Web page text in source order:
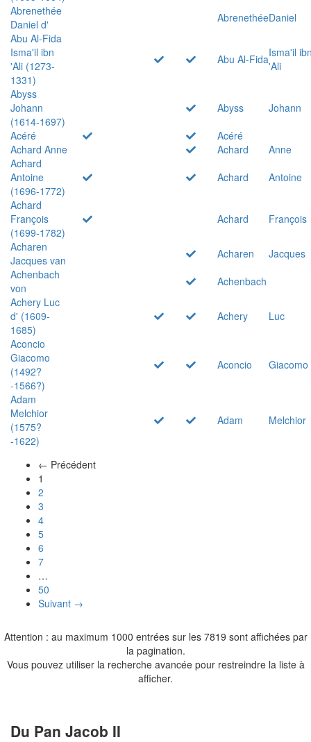
Abrenethée
Daniel d'
AbrenethéeDaniel
Abu Al-Fida
Isma'il ibn
'Ali (1273-
1331)
Abu Al-FidaIsma'il
'Ali
Abyss
Johann
(1614-1697)
Abyss
Johann
Acéré
Acéré
Achard Anne
Achard
Anne
Achard
Antoine
(1696-1772)
Achard
Antoine
Achard
François
(1699-1782)
Achard
François
Acharen
Jacques van
Acharen
Jacques
Achenbach
von
Achenbach
Achery Luc
d' (1609-
1685)
Achery
Luc
Aconcio
Giacomo
(1492?
-1566?)
Aconcio Giacomo
Adam
Melchior
(1575?
-1622)
Adam Melchior
← Précédent
1
2
3
4
5
6
7
…
50
Suivant →
Attention : au maximum 1000 entrées sur les 7819 sont affichées par
la pagination.
Vous pouvez utiliser la recherche avancée pour restreindre la liste à
afficher.
Du Pan Jacob II